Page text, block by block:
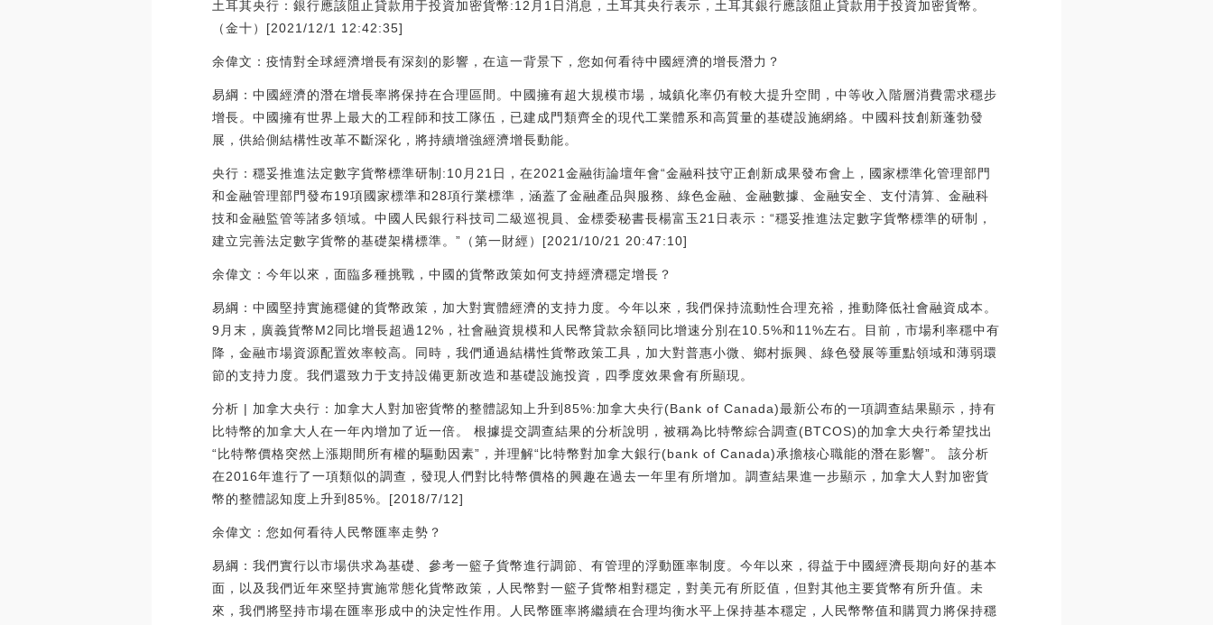
土耳其央行：銀行應該阻止貸款用于投資加密貨幣:12月1日消息，土耳其央行表示，土耳其銀行應該阻止貸款用于投資加密貨幣。
（金十）[2021/12/1 12:42:35]
余偉文：疫情對全球經濟增長有深刻的影響，在這一背景下，您如何看待中國經濟的增長潛力？
易綱：中國經濟的潛在增長率將保持在合理區間。中國擁有超大規模市場，城鎮化率仍有較大提升空間，中等收入階層消費需求穩步
增長。中國擁有世界上最大的工程師和技工隊伍，已建成門類齊全的現代工業體系和高質量的基礎設施網絡。中國科技創新蓬勃發
展，供給側結構性改革不斷深化，將持續增強經濟增長動能。
央行：穩妥推進法定數字貨幣標準研制:10月21日，在2021金融街論壇年會“金融科技守正創新成果發布會上，國家標準化管理部門
和金融管理部門發布19項國家標準和28項行業標準，涵蓋了金融產品與服務、綠色金融、金融數據、金融安全、支付清算、金融科
技和金融監管等諸多領域。中國人民銀行科技司二級巡視員、金標委秘書長楊富玉21日表示：“穩妥推進法定數字貨幣標準的研制，
建立完善法定數字貨幣的基礎架構標準。”（第一財經）[2021/10/21 20:47:10]
余偉文：今年以來，面臨多種挑戰，中國的貨幣政策如何支持經濟穩定增長？
易綱：中國堅持實施穩健的貨幣政策，加大對實體經濟的支持力度。今年以來，我們保持流動性合理充裕，推動降低社會融資成本。
9月末，廣義貨幣M2同比增長超過12%，社會融資規模和人民幣貸款余額同比增速分別在10.5%和11%左右。目前，市場利率穩中有
降，金融市場資源配置效率較高。同時，我們通過結構性貨幣政策工具，加大對普惠小微、鄉村振興、綠色發展等重點領域和薄弱環
節的支持力度。我們還致力于支持設備更新改造和基礎設施投資，四季度效果會有所顯現。
分析 | 加拿大央行：加拿大人對加密貨幣的整體認知上升到85%:加拿大央行(Bank of Canada)最新公布的一項調查結果顯示，持有
比特幣的加拿大人在一年內增加了近一倍。 根據提交調查結果的分析說明，被稱為比特幣綜合調查(BTCOS)的加拿大央行希望找出
“比特幣價格突然上漲期間所有權的驅動因素”，并理解“比特幣對加拿大銀行(bank of Canada)承擔核心職能的潛在影響”。 該分析
在2016年進行了一項類似的調查，發現人們對比特幣價格的興趣在過去一年里有所增加。調查結果進一步顯示，加拿大人對加密貨
幣的整體認知度上升到85%。[2018/7/12]
余偉文：您如何看待人民幣匯率走勢？
易綱：我們實行以市場供求為基礎、參考一籃子貨幣進行調節、有管理的浮動匯率制度。今年以來，得益于中國經濟長期向好的基本
面，以及我們近年來堅持實施常態化貨幣政策，人民幣對一籃子貨幣相對穩定，對美元有所貶值，但對其他主要貨幣有所升值。未
來，我們將堅持市場在匯率形成中的決定性作用。人民幣匯率將繼續在合理均衡水平上保持基本穩定，人民幣幣值和購買力將保持穩